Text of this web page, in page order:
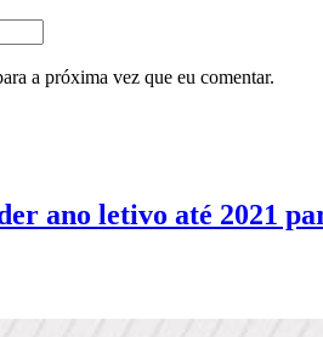
a próxima vez que eu comentar.
ano letivo até 2021